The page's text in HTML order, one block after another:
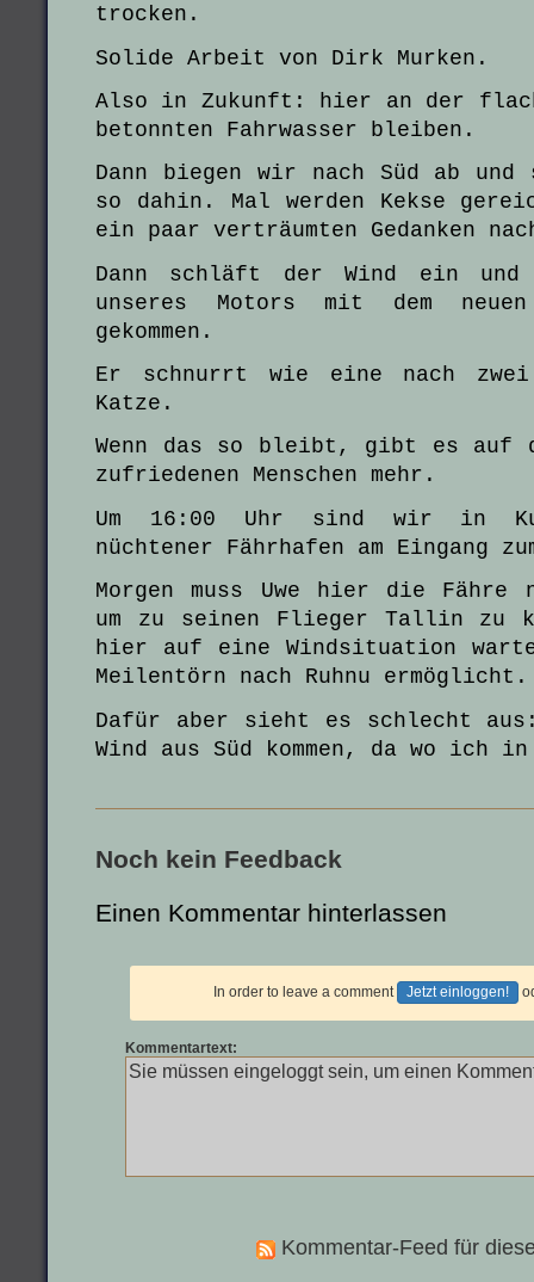
trocken.
Solide Arbeit von Dirk Murken.
Also in Zukunft: hier an der
betonnten Fahrwasser bleiben.
Dann biegen wir nach Süd ab
so dahin. Mal werden Kekse
ein paar verträumten Gedanken
Dann schläft der Wind ein und
unseres Motors mit dem
gekommen.
Er schnurrt wie eine nach zwei
Katze.
Wenn das so bleibt, gibt es auf
zufriedenen Menschen mehr.
Um 16:00 Uhr sind wir in
nüchtener Fährhafen am Eingang
Morgen muss Uwe hier die Fähre
um zu seinen Flieger Tallin zu
hier auf eine Windsituation
Meilentörn nach Ruhnu
Dafür aber sieht es schlecht
Wind aus Süd kommen, da wo ich in
Noch kein Feedback
Einen Kommentar hinterlassen
In order to leave a comment Jetzt einloggen!
Kommentartext:
Kommentar-Feed für